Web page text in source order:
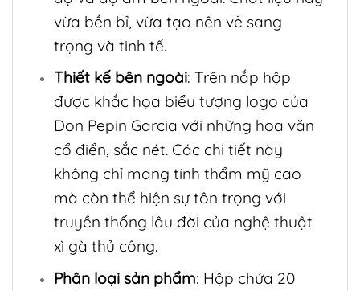
vừa bền bỉ, vừa tạo nên vẻ sang
trọng và tinh tế.
Thiết kế bên ngoài: Trên nắp hộp
được khắc họa biểu tượng logo của
Don Pepin Garcia với những hoa văn
cổ điển, sắc nét. Các chi tiết này
không chỉ mang tính thẩm mỹ cao
mà còn thể hiện sự tôn trọng với
truyền thống lâu đời của nghệ thuật
xì gà thủ công.
Phân loại sản phẩm: Hộp chứa 20